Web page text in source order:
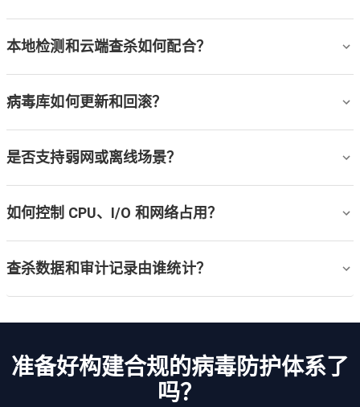
本地检测和云端查杀如何配合？
病毒库如何更新和回滚？
是否支持弱网或离线场景？
如何控制 CPU、I/O 和网络占用？
查杀数据和审计记录由谁统计？
准备好构建合规的病毒防护体系了
吗？